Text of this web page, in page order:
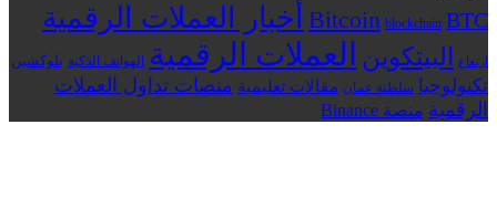
Bitcoin blockchain BTC أخبار العملات الرقمية
ارتفاع البيتكوين العملات الرقمية الهواتف الذكية بلوكشين
تكنولوجيا سلطنة عمان مقالات تعليمية منصات تداول العملات
الرقمية منصة Binance